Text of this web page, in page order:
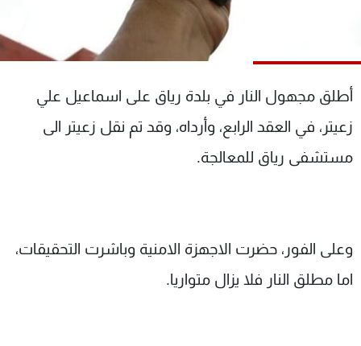
أطلق مجهول النار في بلدة رياق على اسماعيل علي
زعيتر، في العقد الرابع، وأرداه، وقد تم نقل زعيتر الى
مستشفى رياق للمعالجة.
وعلى الفور، حضرت الاجهزة الامنية وباشرت التحقيقات،
اما مطلق النار فلا يزال متواريا.
عن MTV
الإنـتـاج
لاعلاناتكم
وظائف
تواصل معنا